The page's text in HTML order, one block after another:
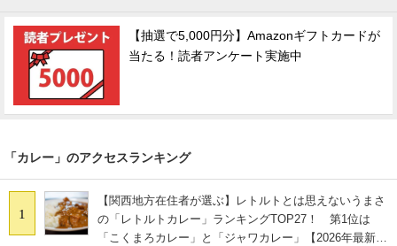
【抽選で5,000円分】Amazonギフトカードが
当たる！読者アンケート実施中
「カレー」のアクセスランキング
1
【関西地方在住者が選ぶ】レトルトとは思えないうまさ
の「レトルトカレー」ランキングTOP27！ 第1位は
「こくまろカレー」と「ジャワカレー」【2026年最新調